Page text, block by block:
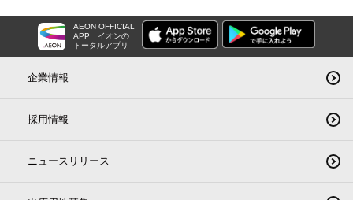
AEON OFFICIAL
APP
イオンの
トータルアプリ
企業情報
採用情報
ニュースリリース